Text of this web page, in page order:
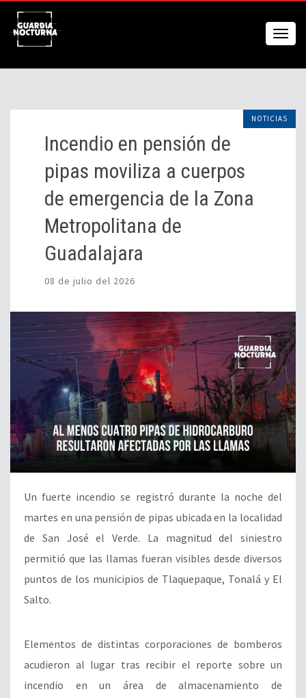
NOTICIAS
Incendio en pensión de
pipas moviliza a cuerpos
de emergencia de la Zona
Metropolitana de
Guadalajara
08 de julio del 2026
Un fuerte incendio se registró durante la noche del
martes en una pensión de pipas ubicada en la localidad
de San José el Verde. La magnitud del siniestro
permitió que las llamas fueran visibles desde diversos
puntos de los municipios de Tlaquepaque, Tonalá y El
Salto.
Elementos de distintas corporaciones de bomberos
acudieron al lugar tras recibir el reporte sobre un
incendio en un área de almacenamiento de